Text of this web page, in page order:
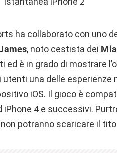
ha collaborato con uno
, noto cestista dei
ed è in grado di mostrare
una delle esperienze
iOS. Il gioco è
iPhone 4 e successivi.
potranno scaricare il